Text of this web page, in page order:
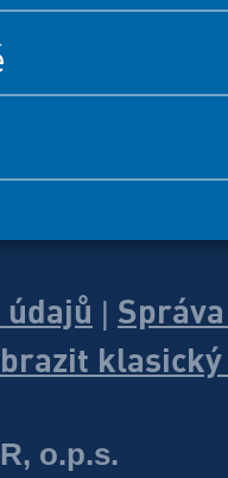
údajů
o.p.s.